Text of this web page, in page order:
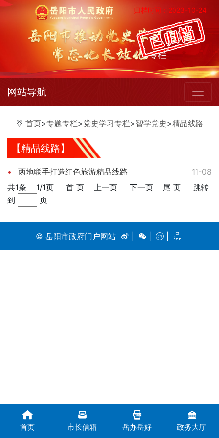
归档时间：2023-10-24
网站导航
首页>专题专栏>党史学习专栏>智学党史>精品线路
【精品线路】
两地联手打造红色旅游精品线路
11-08
共1条
1/1页 首 页 上一页 下一页 尾 页
跳转
到
页
© 岳阳市政府门户网站
首页 市长信箱 岳办岳好 政务大厅